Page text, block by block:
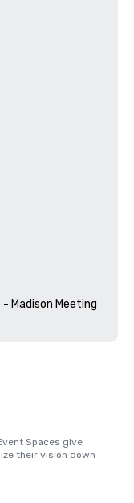
Madison Meeting
Spaces give
their vision down